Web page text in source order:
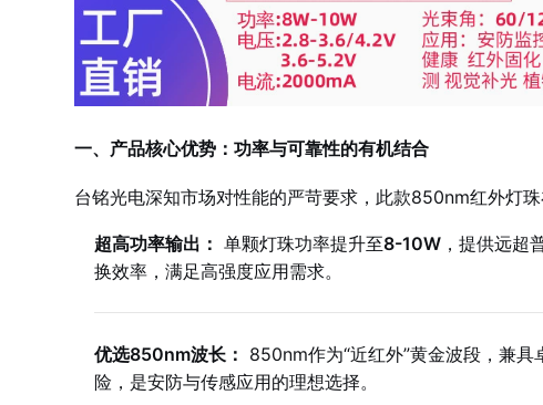
一、产品核心优势：功率与可靠性的有机结合
台铭光电深知市场对性能的严苛要求，此款850nm红外灯
超高功率输出： 单颗灯珠功率提升至8-10W ，提供远超
换效率，满足高强度应用需求。
优选850nm波长： 850nm作为“近红外”黄金波段，兼
险，是安防与传感应用的理想选择。